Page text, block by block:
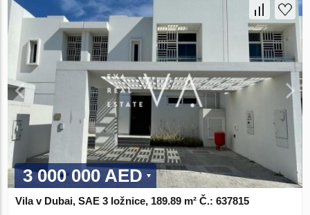
3 000 000 AED
Vila v Dubai, SAE 3 ložnice, 189.89 m² Č.: 637815